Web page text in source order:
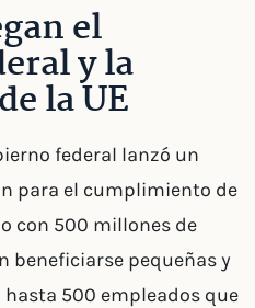
el
y la
la UE
federal lanzó un
para el cumplimiento de
con 500 millones de
beneficiarse pequeñas y
500 empleados que